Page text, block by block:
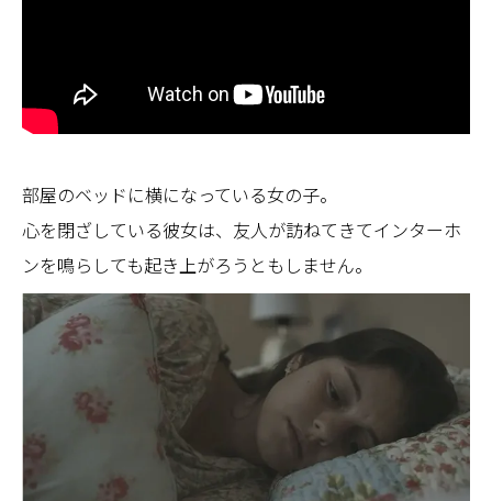
部屋のベッドに横になっている女の子。
心を閉ざしている彼女は、友人が訪ねてきてインターホ
ンを鳴らしても起き上がろうともしません。